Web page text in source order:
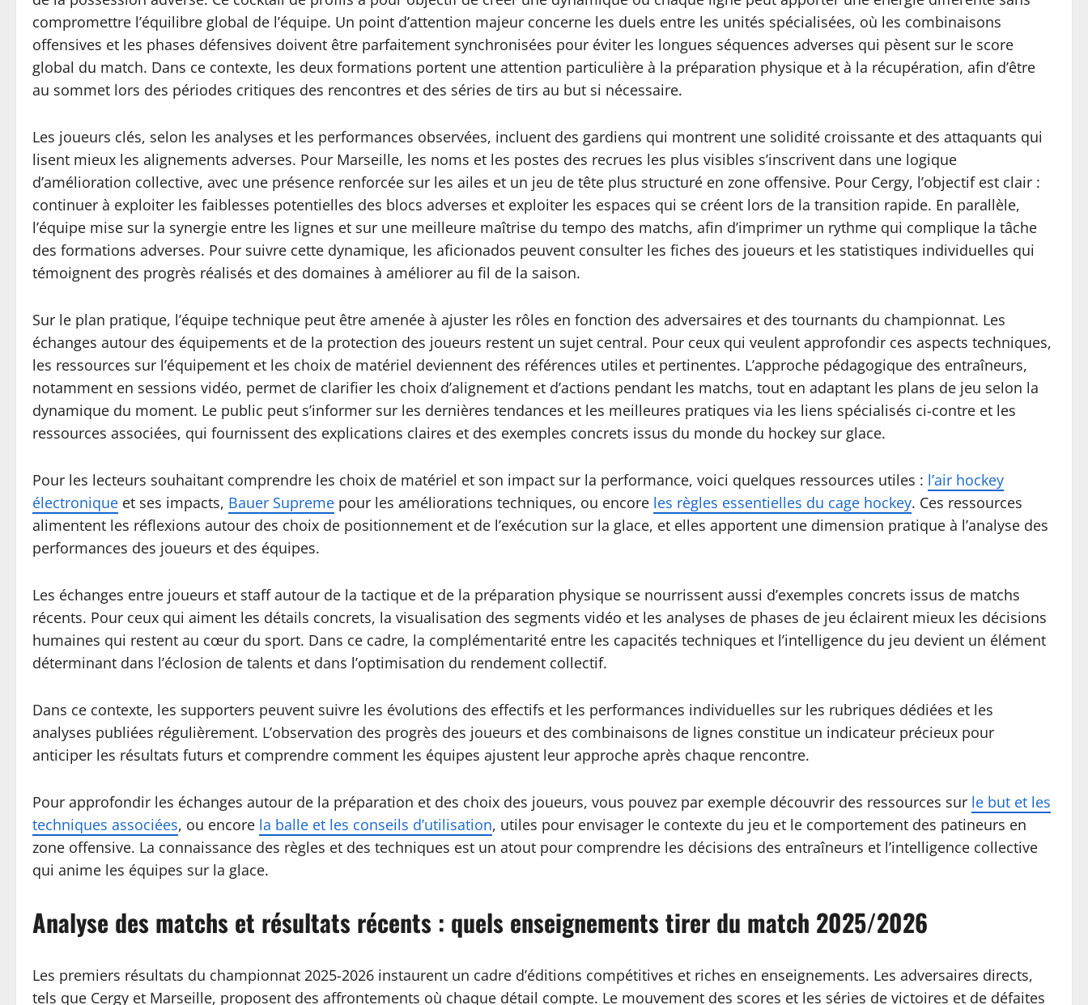
compromettre l’équilibre global de l’équipe. Un point d’attention majeur concerne les duels entre les unités spécialisées, où les combinaisons
offensives et les phases défensives doivent être parfaitement synchronisées pour éviter les longues séquences adverses qui pèsent sur le score
global du match. Dans ce contexte, les deux formations portent une attention particulière à la préparation physique et à la récupération, afin d’être
au sommet lors des périodes critiques des rencontres et des séries de tirs au but si nécessaire.
Les joueurs clés, selon les analyses et les performances observées, incluent des gardiens qui montrent une solidité croissante et des attaquants qui
lisent mieux les alignements adverses. Pour Marseille, les noms et les postes des recrues les plus visibles s’inscrivent dans une logique
d’amélioration collective, avec une présence renforcée sur les ailes et un jeu de tête plus structuré en zone offensive. Pour Cergy, l’objectif est clair :
continuer à exploiter les faiblesses potentielles des blocs adverses et exploiter les espaces qui se créent lors de la transition rapide. En parallèle,
l’équipe mise sur la synergie entre les lignes et sur une meilleure maîtrise du tempo des matchs, afin d’imprimer un rythme qui complique la tâche
des formations adverses. Pour suivre cette dynamique, les aficionados peuvent consulter les fiches des joueurs et les statistiques individuelles qui
témoignent des progrès réalisés et des domaines à améliorer au fil de la saison.
Sur le plan pratique, l’équipe technique peut être amenée à ajuster les rôles en fonction des adversaires et des tournants du championnat. Les
échanges autour des équipements et de la protection des joueurs restent un sujet central. Pour ceux qui veulent approfondir ces aspects techniques,
les ressources sur l’équipement et les choix de matériel deviennent des références utiles et pertinentes. L’approche pédagogique des entraîneurs,
notamment en sessions vidéo, permet de clarifier les choix d’alignement et d’actions pendant les matchs, tout en adaptant les plans de jeu selon la
dynamique du moment. Le public peut s’informer sur les dernières tendances et les meilleures pratiques via les liens spécialisés ci-contre et les
ressources associées, qui fournissent des explications claires et des exemples concrets issus du monde du hockey sur glace.
Pour les lecteurs souhaitant comprendre les choix de matériel et son impact sur la performance, voici quelques ressources utiles : l’air hockey
électronique et ses impacts, Bauer Supreme pour les améliorations techniques, ou encore les règles essentielles du cage hockey. Ces ressources
alimentent les réflexions autour des choix de positionnement et de l’exécution sur la glace, et elles apportent une dimension pratique à l’analyse des
performances des joueurs et des équipes.
Les échanges entre joueurs et staff autour de la tactique et de la préparation physique se nourrissent aussi d’exemples concrets issus de matchs
récents. Pour ceux qui aiment les détails concrets, la visualisation des segments vidéo et les analyses de phases de jeu éclairent mieux les décisions
humaines qui restent au cœur du sport. Dans ce cadre, la complémentarité entre les capacités techniques et l’intelligence du jeu devient un élément
déterminant dans l’éclosion de talents et dans l’optimisation du rendement collectif.
Dans ce contexte, les supporters peuvent suivre les évolutions des effectifs et les performances individuelles sur les rubriques dédiées et les
analyses publiées régulièrement. L’observation des progrès des joueurs et des combinaisons de lignes constitue un indicateur précieux pour
anticiper les résultats futurs et comprendre comment les équipes ajustent leur approche après chaque rencontre.
Pour approfondir les échanges autour de la préparation et des choix des joueurs, vous pouvez par exemple découvrir des ressources sur le but et les
techniques associées, ou encore la balle et les conseils d’utilisation, utiles pour envisager le contexte du jeu et le comportement des patineurs en
zone offensive. La connaissance des règles et des techniques est un atout pour comprendre les décisions des entraîneurs et l’intelligence collective
qui anime les équipes sur la glace.
Analyse des matchs et résultats récents : quels enseignements tirer du match 2025/2026
Les premiers résultats du championnat 2025-2026 instaurent un cadre d’éditions compétitives et riches en enseignements. Les adversaires directs,
tels que Cergy et Marseille, proposent des affrontements où chaque détail compte. Le mouvement des scores et les séries de victoires et de défaites